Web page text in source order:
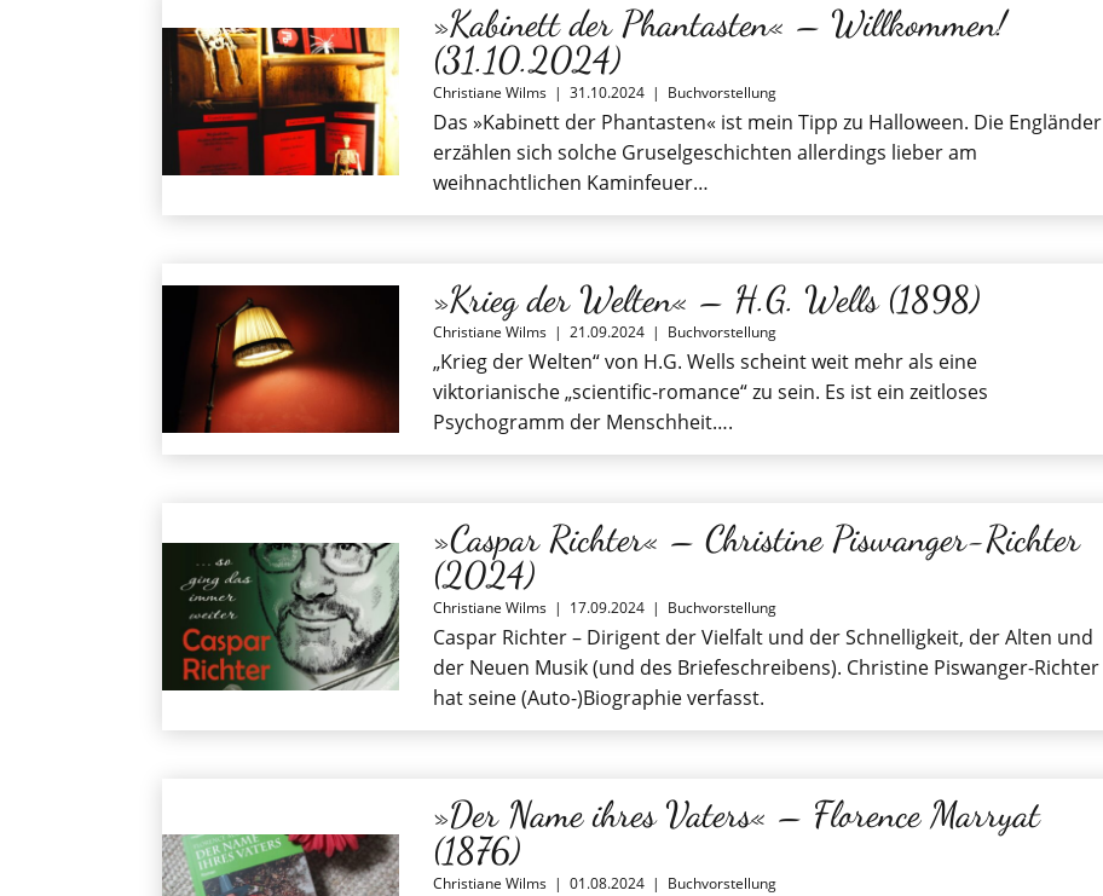
»Kabinett der Phantasten« – Willkommen!
(31.10.2024)
Christiane Wilms | 31.10.2024 | Buchvorstellung
Das »Kabinett der Phantasten« ist mein Tipp zu Halloween. Die Engländer
erzählen sich solche Gruselgeschichten allerdings lieber am
weihnachtlichen Kaminfeuer…
»Krieg der Welten« – H.G. Wells (1898)
Christiane Wilms | 21.09.2024 | Buchvorstellung
„Krieg der Welten“ von H.G. Wells scheint weit mehr als eine
viktorianische „scientific-romance“ zu sein. Es ist ein zeitloses
Psychogramm der Menschheit….
»Caspar Richter« – Christine Piswanger-Richter
(2024)
Christiane Wilms | 17.09.2024 | Buchvorstellung
Caspar Richter – Dirigent der Vielfalt und der Schnelligkeit, der Alten und
der Neuen Musik (und des Briefeschreibens). Christine Piswanger-Richter
hat seine (Auto-)Biographie verfasst.
»Der Name ihres Vaters« – Florence Marryat
(1876)
Christiane Wilms | 01.08.2024 | Buchvorstellung